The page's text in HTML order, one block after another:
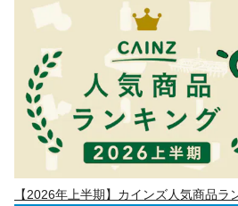
【2026年上半期】カインズ人気商品ラ